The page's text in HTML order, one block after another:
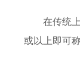
在传统
或以上即可